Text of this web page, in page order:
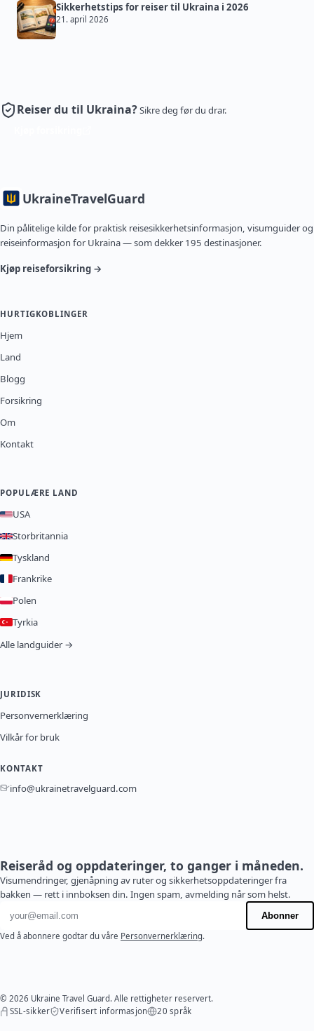
Sikkerhetstips for reiser til Ukraina i 2026
21. april 2026
Reiser du til Ukraina?Sikre deg før du drar.
UkraineTravelGuard
Din pålitelige kilde for praktisk reisesikkerhetsinformasjon, visumguider og
reiseinformasjon for Ukraina — som dekker 195 destinasjoner.
Kjøp reiseforsikring →
HURTIGKOBLINGER
Hjem
Land
Blogg
Forsikring
Om
Kontakt
POPULÆRE LAND
USA
Storbritannia
Tyskland
Frankrike
Polen
Tyrkia
Alle landguider →
JURIDISK
Personvernerklæring
Vilkår for bruk
KONTAKT
info@ukrainetravelguard.com
Reiseråd og oppdateringer, to ganger i måneden.
Visumendringer, gjenåpning av ruter og sikkerhetsoppdateringer fra
bakken — rett i innboksen din. Ingen spam, avmelding når som helst.
E-postadresse
Abonner
Ved å abonnere godtar du våre Personvernerklæring.
© 2026 Ukraine Travel Guard. Alle rettigheter reservert.
SSL-sikker
Verifisert informasjon 20 språk